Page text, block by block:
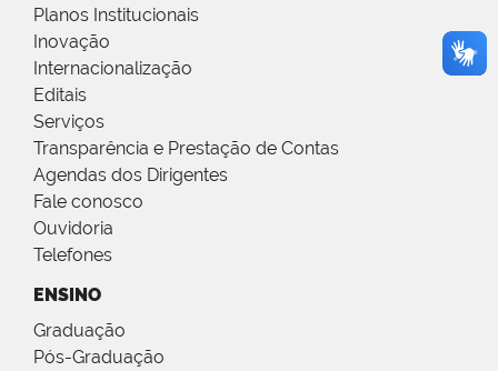
Planos Institucionais
Inovação
Internacionalização
Editais
Serviços
Transparência e Prestação de Contas
Agendas dos Dirigentes
Fale conosco
Ouvidoria
Telefones
ENSINO
Graduação
Pós-Graduação